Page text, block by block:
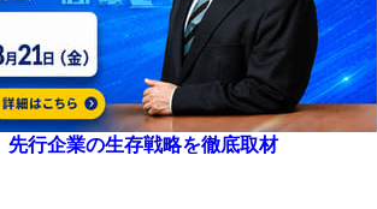
先行企業の生存戦略を徹底取材